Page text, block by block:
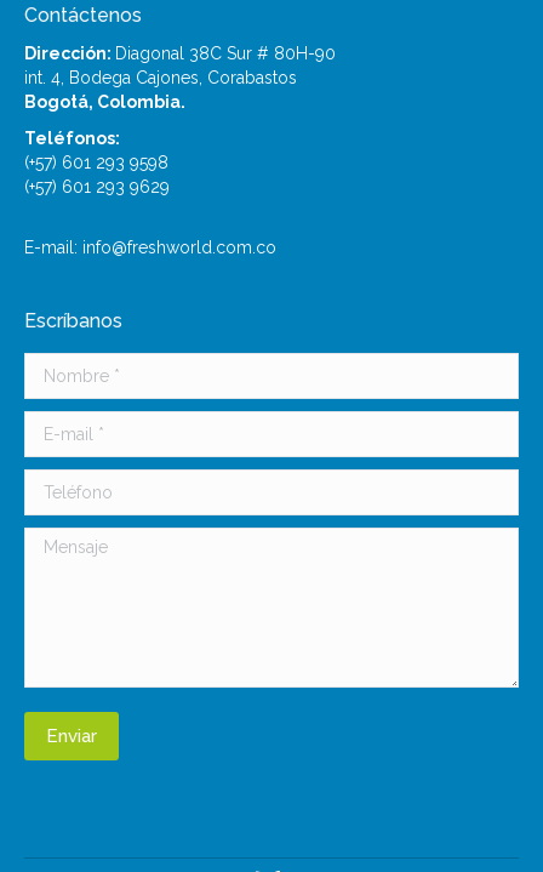
Contáctenos
Dirección: Diagonal 38C Sur # 80H-90
int. 4, Bodega Cajones, Corabastos
Bogotá, Colombia.
Teléfonos:
(+57) 601 293 9598
(+57) 601 293 9629
E-mail: info@freshworld.com.co
Escríbanos
Nombre *
E-mail *
Teléfono
Mensaje
Enviar